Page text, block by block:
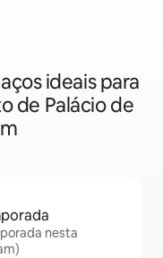
ideais para
de Palácio de
nesta